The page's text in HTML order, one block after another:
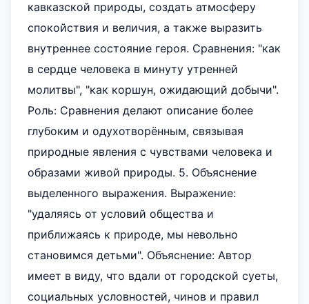
кавказской природы, создать атмосферу
спокойствия и величия, а также выразить
внутреннее состояние героя. Сравнения: "как
в сердце человека в минуту утренней
молитвы", "как коршун, ожидающий добычи".
Роль: Сравнения делают описание более
глубоким и одухотворённым, связывая
природные явления с чувствами человека и
образами живой природы. 5. Объяснение
выделенного выражения. Выражение:
"удаляясь от условий общества и
приближаясь к природе, мы невольно
становимся детьми". Объяснение: Автор
имеет в виду, что вдали от городской суеты,
социальных условностей, чинов и правил